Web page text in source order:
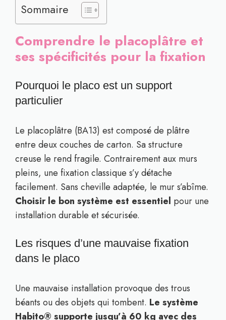
Sommaire
Comprendre le placoplâtre et
ses spécificités pour la fixation
Pourquoi le placo est un support
particulier
Le placoplâtre (BA13) est composé de plâtre
entre deux couches de carton. Sa structure
creuse le rend fragile. Contrairement aux murs
pleins, une fixation classique s’y détache
facilement. Sans cheville adaptée, le mur s’abîme.
Choisir le bon système est essentiel pour une
installation durable et sécurisée.
Les risques d’une mauvaise fixation
dans le placo
Une mauvaise installation provoque des trous
béants ou des objets qui tombent. Le système
Habito® supporte jusqu’à 60 kg avec des